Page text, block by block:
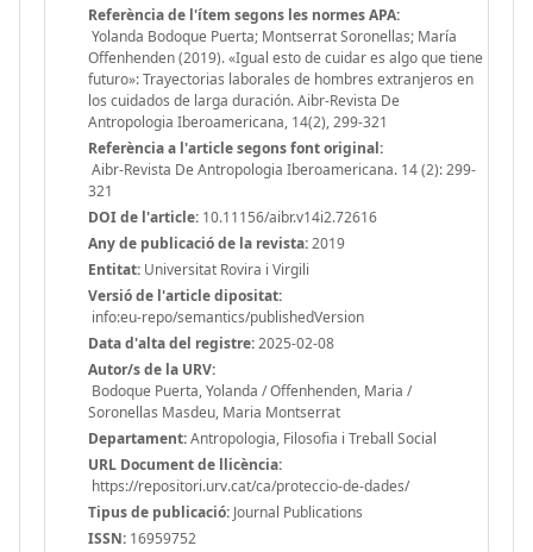
Referència de l'ítem segons les normes APA:
Yolanda Bodoque Puerta; Montserrat Soronellas; María
Offenhenden (2019). «Igual esto de cuidar es algo que tiene
futuro»: Trayectorias laborales de hombres extranjeros en
los cuidados de larga duración. Aibr-Revista De
Antropologia Iberoamericana, 14(2), 299-321
Referència a l'article segons font original:
Aibr-Revista De Antropologia Iberoamericana. 14 (2): 299-
321
DOI de l'article: 10.11156/aibr.v14i2.72616
Any de publicació de la revista:2019
Entitat: Universitat Rovira i Virgili
Versió de l'article dipositat:
info:eu-repo/semantics/publishedVersion
Data d'alta del registre:2025-02-08
Autor/s de la URV:
Bodoque Puerta, Yolanda / Offenhenden, Maria /
Soronellas Masdeu, Maria Montserrat
Departament:Antropologia, Filosofia i Treball Social
URL Document de llicència:
https://repositori.urv.cat/ca/proteccio-de-dades/
Tipus de publicació: Journal Publications
ISSN: 16959752